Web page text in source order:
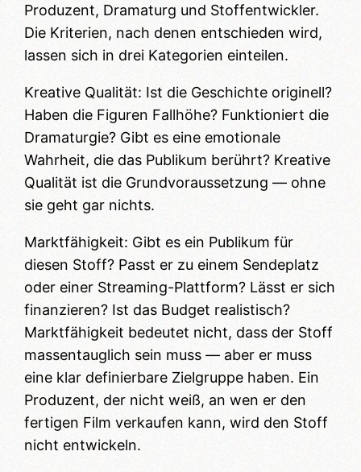
Produzent, Dramaturg und Stoffentwickler.
Die Kriterien, nach denen entschieden wird,
lassen sich in drei Kategorien einteilen.
Kreative Qualität: Ist die Geschichte originell?
Haben die Figuren Fallhöhe? Funktioniert die
Dramaturgie? Gibt es eine emotionale
Wahrheit, die das Publikum berührt? Kreative
Qualität ist die Grundvoraussetzung — ohne
sie geht gar nichts.
Marktfähigkeit: Gibt es ein Publikum für
diesen Stoff? Passt er zu einem Sendeplatz
oder einer Streaming-Plattform? Lässt er sich
finanzieren? Ist das Budget realistisch?
Marktfähigkeit bedeutet nicht, dass der Stoff
massentauglich sein muss — aber er muss
eine klar definierbare Zielgruppe haben. Ein
Produzent, der nicht weiß, an wen er den
fertigen Film verkaufen kann, wird den Stoff
nicht entwickeln.